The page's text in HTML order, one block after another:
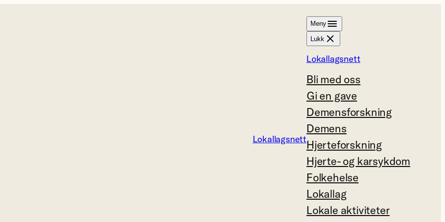
Lokallagsnett
Meny
Lukk
Lokallagsnett
Bli med oss
Gi en gave
Demensforskning
Demens
Hjerteforskning
Hjerte- og karsykdom
Folkehelse
Lokallag
Lokale aktiviteter